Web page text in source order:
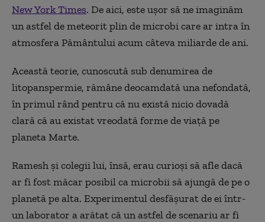
New York Times. De aici, este ușor să ne imaginăm
un astfel de meteorit plin de microbi care ar intra în
atmosfera Pământului acum câteva miliarde de ani.
Această teorie, cunoscută sub denumirea de
litopanspermie, rămâne deocamdată una nefondată,
în primul rând pentru că nu există nicio dovadă
clară că au existat vreodată forme de viață pe
planeta Marte.
Ramesh și colegii lui, însă, erau curioși să afle dacă
ar fi fost măcar posibil ca microbii să ajungă de pe o
planetă pe alta. Experimentul desfășurat de ei într-
un laborator a arătat că un astfel de scenariu ar fi